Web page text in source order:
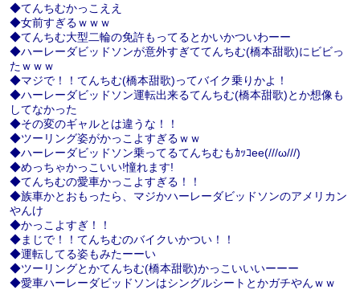
◆てんちむかっこええ
◆女前すぎるｗｗｗ
◆てんちむ大型二輪の免許もってるとかいかついわーー
◆ハーレーダビッドソンが意外すぎててんちむ(橋本甜歌)にビビっ
たｗｗｗ
◆マジで！！てんちむ(橋本甜歌)ってバイク乗りかよ！
◆ハーレーダビッドソン運転出来るてんちむ(橋本甜歌)とか想像も
してなかった
◆その変のギャルとは違うな！！
◆ツーリング姿がかっこよすぎるｗｗ
◆ハーレーダビッドソン乗ってるてんちむもｶｯｺee(///ω///)
◆めっちゃかっこいい!憧れます!
◆てんちむの愛車かっこよすぎる！！
◆族車かとおもったら、マジかハーレーダビッドソンのアメリカン
やんけ
◆かっこよすぎ！！
◆まじで！！てんちむのバイクいかつい！！
◆運転してる姿もみたーーい
◆ツーリングとかてんちむ(橋本甜歌)かっこいいいーーー
◆愛車ハーレーダビッドソンはシングルシートとかガチやんｗｗ